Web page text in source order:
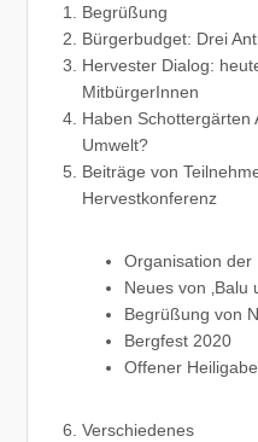
Begrüßung
Bürgerbudget: Drei
Hervester Dialog:
MitbürgerInnen
Haben Schottergärten
Umwelt?
Beiträge von
Hervestkonferenz
Organisation der
Neues von ‚Balu
Begrüßung von
Bergfest 2020
Offener
Verschiedenes